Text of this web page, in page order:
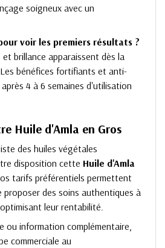
soigneux avec un
voir les premiers résultats ?
brillance apparaissent dès la
bénéfices fortifiants et anti-
4 à 6 semaines d'utilisation
Huile d'Amla en Gros
des huiles végétales
disposition cette Huile d'Amla
tarifs préférentiels permettent
proposer des soins authentiques à
leur rentabilité.
ou information complémentaire,
commerciale au